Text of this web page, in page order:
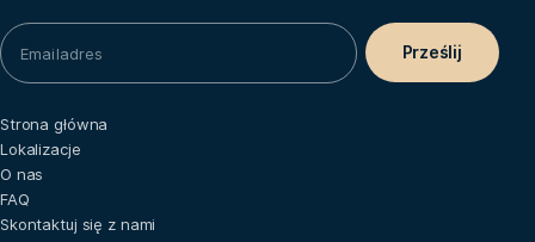
Strona główna
Lokalizacje
O nas
FAQ
Skontaktuj się z nami